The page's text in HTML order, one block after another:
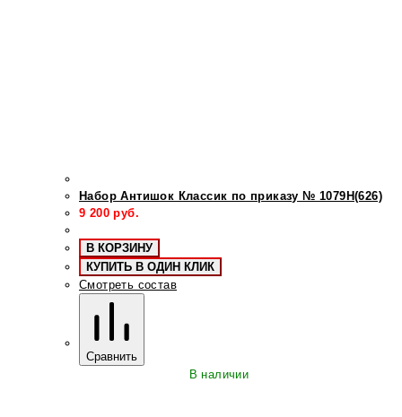
Набор Антишок Классик по приказу № 1079Н(626)
9 200 руб.
В КОРЗИНУ
КУПИТЬ В ОДИН КЛИК
Смотреть состав
Сравнить
В наличии